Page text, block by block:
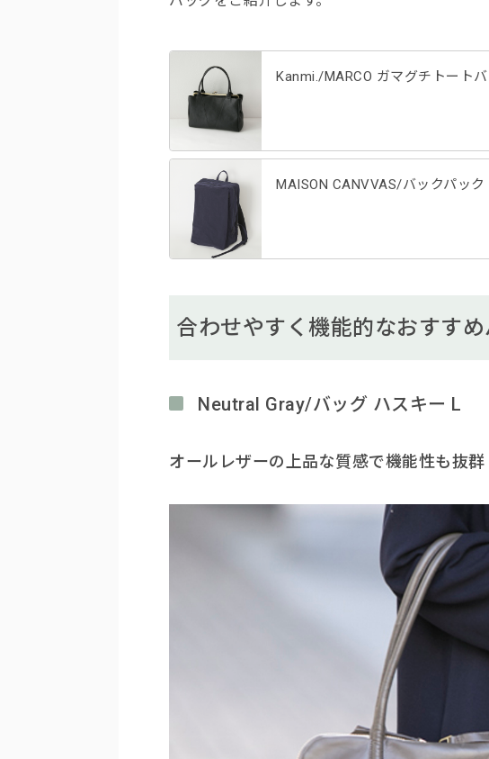
Kanmi./MARCO ガマグチトート
MAISON CANVVAS/バックパック
合わせやすく機能的なおすす
Neutral Gray/バッグ ハスキー L
オールレザーの上品な質感で機能性も抜群